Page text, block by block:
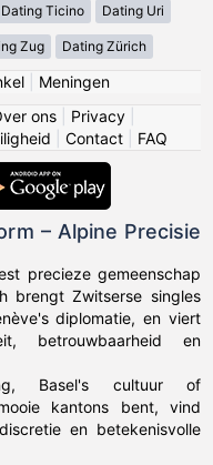
Dating Ticino Dating Uri
Zug Dating Zürich
| Meningen
ons Privacy
Contact FAQ
– Alpine Precisie
precieze gemeenschap
brengt Zwitserse singles
diplomatie, en viert
betrouwbaarheid en
Basel's cultuur of
kantons bent, vind
en betekenisvolle